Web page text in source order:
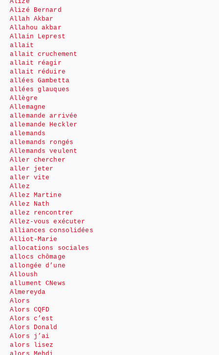
Alizé Bernard
Allah Akbar
Allahou akbar
Allain Leprest
allait
allait cruchement
allait réagir
allait réduire
allées Gambetta
allées glauques
Allègre
Allemagne
allemande arrivée
allemande Heckler
allemands
allemands rongés
Allemands veulent
Aller chercher
aller jeter
aller vite
Allez
Allez Martine
Allez Nath
allez rencontrer
Allez-vous exécuter
alliances consolidées
Alliot-Marie
allocations sociales
allocs chômage
allongée d’une
Alloush
allument CNews
Almereyda
Alors
Alors CQFD
Alors c’est
Alors Donald
Alors j’ai
alors lisez